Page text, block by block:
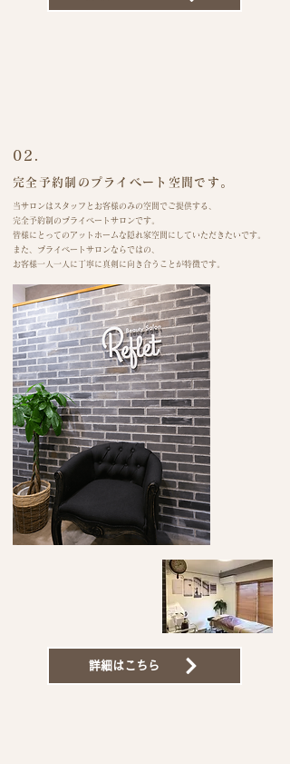
​02.
完全予約制のプライベート空間です。
当サロンはスタッフとお客様のみの空間でご提供する、
完全予約制のプライベートサロンです。
皆様にとってのアットホームな隠れ家空間にしていただきたいです。
また、プライベートサロンならではの、
お客様一人一人に丁寧に真剣に向き合うことが特徴です。
詳細はこちら